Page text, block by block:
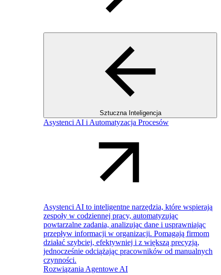
Sztuczna Inteligencja
Asystenci AI i Automatyzacja Procesów
Asystenci AI to inteligentne narzędzia, które wspierają
zespoły w codziennej pracy, automatyzując
powtarzalne zadania, analizując dane i usprawniając
przepływ informacji w organizacji. Pomagają firmom
działać szybciej, efektywniej i z większą precyzją,
jednocześnie odciążając pracowników od manualnych
czynności.
Rozwiązania Agentowe AI